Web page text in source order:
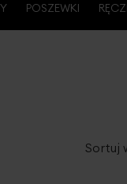
POSZEWKI
Sortuj